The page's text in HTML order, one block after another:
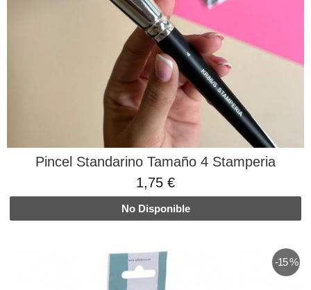
Pincel Standarino Tamaño 4 Stamperia
1,75 €
No Disponible
-15 %